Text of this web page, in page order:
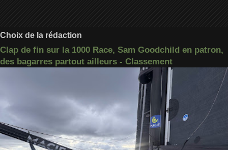
Choix de la rédaction
Clap de fin sur la 1000 Race, Sam Goodchild en patron,
des bagarres partout ailleurs - Classement